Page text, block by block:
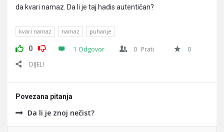
da kvari namaz. Da li je taj hadis autentičan?
kvari namaz namaz puhanje
0 1 Odgovor 0 Prati
0
DIJELI
Povezana pitanja
Da li je znoj nečist?